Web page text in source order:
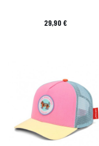
Prix
29,90 €